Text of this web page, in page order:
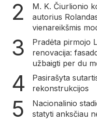
M. K. Čiurlionio
autorius
vienareikšmis
Pradėta pirmojo
renovacija:
užbaigti per du
Pasirašyta
rekonstrukcijos
Nacionalinio
statyti anksčiau